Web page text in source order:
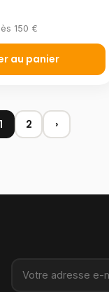
150 €
au panier
1 2 ›